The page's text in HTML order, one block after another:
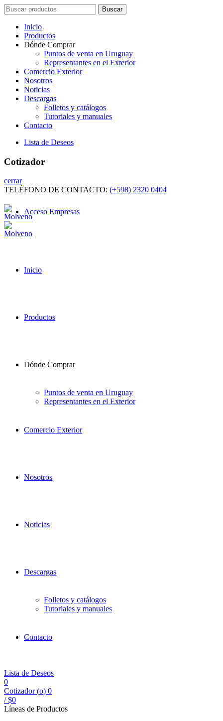
Search
for:
Buscar
Inicio
Productos
Dónde Comprar
Puntos de venta en Uruguay
Representantes en el Exterior
Comercio Exterior
Nosotros
Noticias
Descargas
Folletos y catálogos
Tutoriales y manuales
Contacto
Lista de Deseos
Cotizador
cerrar
TELÉFONO DE CONTACTO: (+598) 2320 0404
Acceso Empresas
Inicio
Productos
Dónde Comprar
Puntos de venta en Uruguay
Representantes en el Exterior
Comercio Exterior
Nosotros
Noticias
Descargas
Folletos y catálogos
Tutoriales y manuales
Contacto
Lista de Deseos
0
Cotizador (o) 0
/ $0
Líneas de Productos